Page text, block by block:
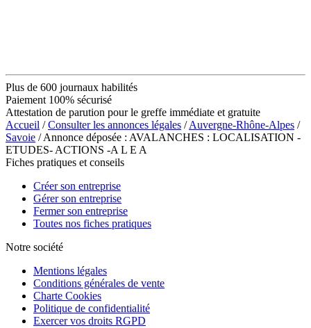
Plus de 600 journaux habilités
Paiement 100% sécurisé
Attestation de parution pour le greffe immédiate et gratuite
Accueil /Consulter les annonces légales /Auvergne-Rhône-Alpes /
Savoie / Annonce déposée : AVALANCHES : LOCALISATION -
ETUDES- ACTIONS -A L E A
Fiches pratiques et conseils
Créer son entreprise
Gérer son entreprise
Fermer son entreprise
Toutes nos fiches pratiques
Notre société
Mentions légales
Conditions générales de vente
Charte Cookies
Politique de confidentialité
Exercer vos droits RGPD